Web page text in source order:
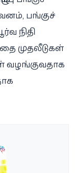
பங்குச்
நிதி
முதலீடுகள்
வழங்குவதாக